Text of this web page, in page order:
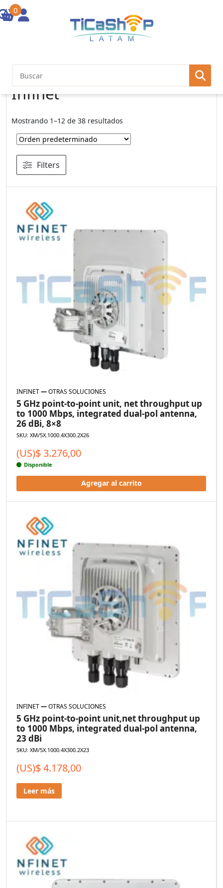
0
Infinet
Mostrando 1–12 de 38 resultados
Filters
INFINET—OTRAS SOLUCIONES
5 GHz point-to-point unit, net throughput up
to 1000 Mbps, integrated dual-pol antenna,
26 dBi, 8×8
SKU: XM/5X.1000.4X300.2X26
(US)$ 3.276,00
Disponible
Agregar al carrito
INFINET—OTRAS SOLUCIONES
5 GHz point-to-point unit,net throughput up
to 1000 Mbps, integrated dual-pol antenna,
23 dBi
SKU: XM/5X.1000.4X300.2X23
(US)$4.178,00
Leer más